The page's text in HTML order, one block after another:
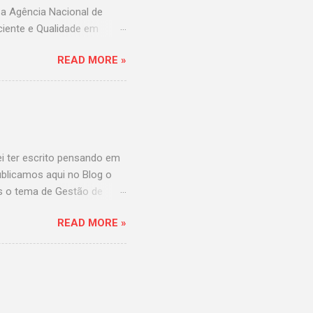
Agência Nacional de
e Qualidade em
o tema Segurança do
prestado ao paciente
no SNVS e nos
READ MORE »
ter escrito pensando em
aqui no Blog o
o tema de Gestão de
pelo meio de
de
um investimento
quem gostaria de se
READ MORE »